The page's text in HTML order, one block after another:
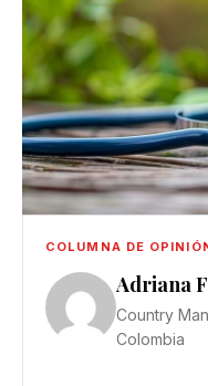
COLUMNA DE
Adriana
Country
Colombia